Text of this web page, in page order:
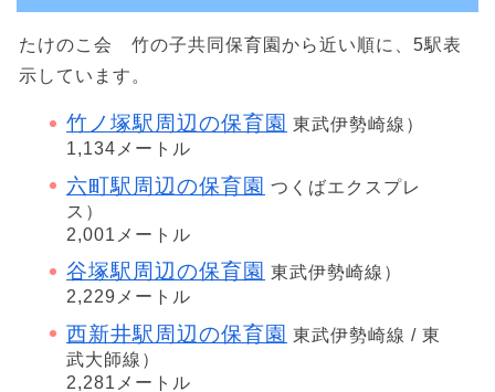
たけのこ会 竹の子共同保育園から近い順に、5駅表
示しています。
竹ノ塚駅周辺の保育園 東武伊勢崎線）
1,134メートル
六町駅周辺の保育園 つくばエクスプレ
ス）
2,001メートル
谷塚駅周辺の保育園 東武伊勢崎線）
2,229メートル
西新井駅周辺の保育園 東武伊勢崎線 / 東
武大師線）
2,281メートル